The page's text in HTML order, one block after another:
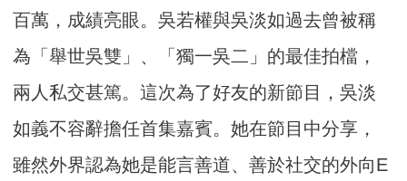
百萬，成績亮眼。吳若權與吳淡如過去曾被稱
為「舉世吳雙」、「獨一吳二」的最佳拍檔，
兩人私交甚篤。這次為了好友的新節目，吳淡
如義不容辭擔任首集嘉賓。她在節目中分享，
雖然外界認為她是能言善道、善於社交的外向E